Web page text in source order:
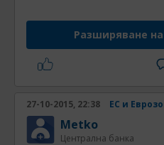
Разширяване
27-10-2015, 22:38
Metko
Централна банка